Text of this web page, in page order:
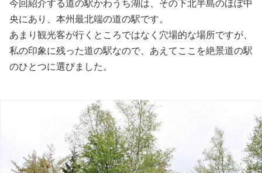
今回紹介する道の駅かわうち湖は、その下北半島のほぼ中
央にあり、本州最北端の道の駅です。
あまり観光客が行くところではなく穴場的な場所ですが、
私の印象に残った道の駅なので、あえてここを絶景道の駅
のひとつに選びました。